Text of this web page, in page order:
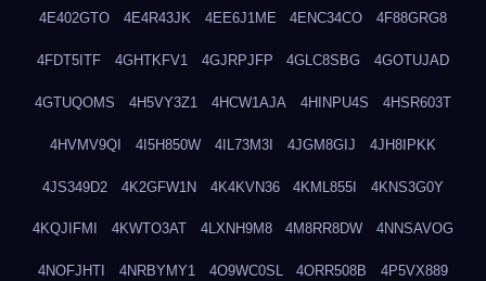
4E402GTO 4E4R43JK 4EE6J1ME 4ENC34CO 4F88GRG8
4FDT5ITF 4GHTKFV1 4GJRPJFP 4GLC8SBG 4GOTUJAD
4GTUQOMS 4H5VY3Z1 4HCW1AJA 4HINPU4S 4HSR603T
4HVMV9QI 4I5H850W 4IL73M3I 4JGM8GIJ 4JH8IPKK
4JS349D2 4K2GFW1N 4K4KVN36 4KML855I 4KNS3G0Y
4KQJIFMI 4KWTO3AT 4LXNH9M8 4M8RR8DW 4NNSAVOG
4NOFJHTI 4NRBYMY1 4O9WC0SL 4ORR508B 4P5VX889